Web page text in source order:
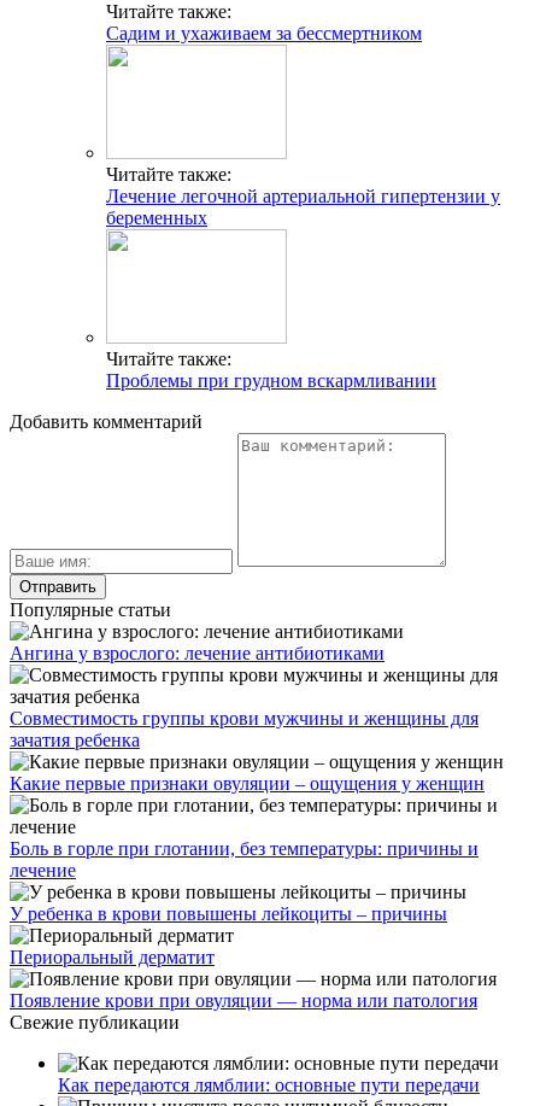
Читайте также:
Садим и ухаживаем за бессмертником
Читайте также:
Лечение легочной артериальной гипертензии у
беременных
Читайте также:
Проблемы при грудном вскармливании
Добавить комментарий
Популярные статьи
Ангина у взрослого: лечение антибиотиками
Совместимость группы крови мужчины и женщины для
зачатия ребенка
Какие первые признаки овуляции – ощущения у женщин
Боль в горле при глотании, без температуры: причины и
лечение
У ребенка в крови повышены лейкоциты – причины
Периоральный дерматит
Появление крови при овуляции — норма или патология
Свежие публикации
Как передаются лямблии: основные пути передачи